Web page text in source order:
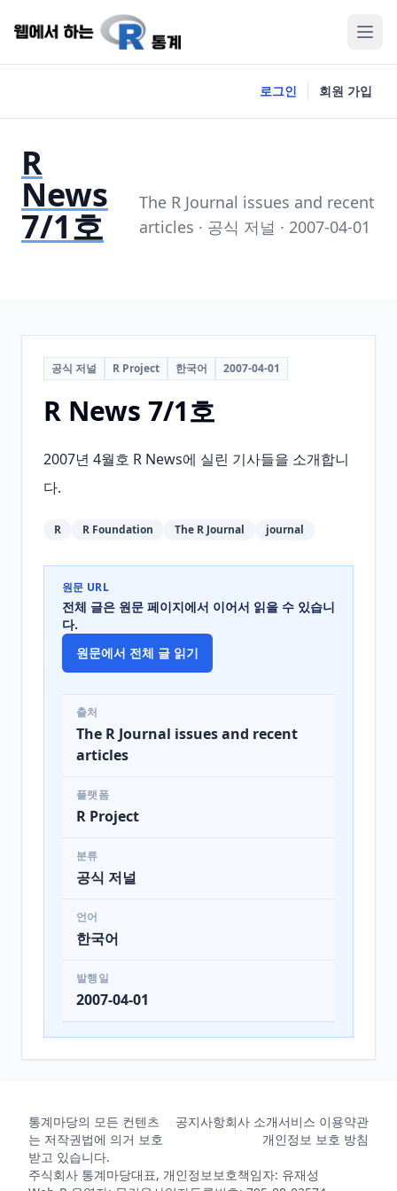
로그인 회원 가입
R
News
7/1호
The R Journal issues and recent
articles · 공식 저널 · 2007-04-01
공식 저널 R Project 한국어 2007-04-01
R News 7/1호
2007년 4월호 R News에 실린 기사들을 소개합니
다.
R R Foundation The R Journal journal
원문 URL
전체 글은 원문 페이지에서 이어서 읽을 수 있습니
다.
원문에서 전체 글 읽기
출처
The R Journal issues and recent
articles
플랫폼
R Project
분류
공식 저널
언어
한국어
발행일
2007-04-01
통계마당의 모든 컨텐츠
는 저작권법에 의거 보호
받고 있습니다.
공지사항회사 소개서비스 이용약관
개인정보 보호 방침
주식회사 통계마당대표, 개인정보보호책임자: 유재성